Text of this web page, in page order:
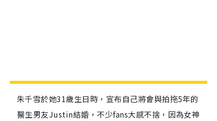
朱千雪於她31歲生日時，宣布自己將會與拍拖5年的
醫生男友Justin結婚，不少fans大感不捨，因為女神